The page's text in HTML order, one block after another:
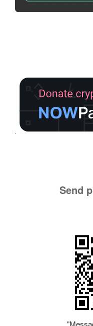
Send